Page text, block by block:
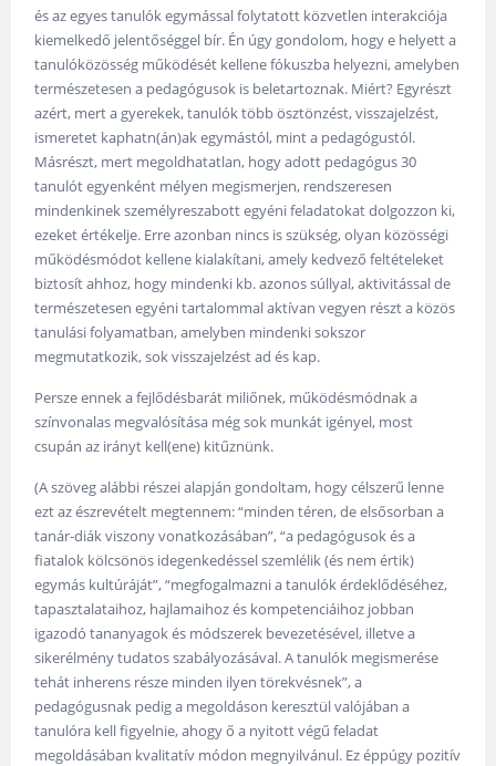
és az egyes tanulók egymással folytatott közvetlen interakciója
kiemelkedő jelentőséggel bír. Én úgy gondolom, hogy e helyett a
tanulóközösség működését kellene fókuszba helyezni, amelyben
természetesen a pedagógusok is beletartoznak. Miért? Egyrészt
azért, mert a gyerekek, tanulók több ösztönzést, visszajelzést,
ismeretet kaphatn(án)ak egymástól, mint a pedagógustól.
Másrészt, mert megoldhatatlan, hogy adott pedagógus 30
tanulót egyenként mélyen megismerjen, rendszeresen
mindenkinek személyreszabott egyéni feladatokat dolgozzon ki,
ezeket értékelje. Erre azonban nincs is szükség, olyan közösségi
működésmódot kellene kialakítani, amely kedvező feltételeket
biztosít ahhoz, hogy mindenki kb. azonos súllyal, aktivitással de
természetesen egyéni tartalommal aktívan vegyen részt a közös
tanulási folyamatban, amelyben mindenki sokszor
megmutatkozik, sok visszajelzést ad és kap.
Persze ennek a fejlődésbarát miliőnek, működésmódnak a
színvonalas megvalósítása még sok munkát igényel, most
csupán az irányt kell(ene) kitűznünk.
(A szöveg alábbi részei alapján gondoltam, hogy célszerű lenne
ezt az észrevételt megtennem: “minden téren, de elsősorban a
tanár-diák viszony vonatkozásában”, “a pedagógusok és a
fiatalok kölcsönös idegenkedéssel szemlélik (és nem értik)
egymás kultúráját”, “megfogalmazni a tanulók érdeklődéséhez,
tapasztalataihoz, hajlamaihoz és kompetenciáihoz jobban
igazodó tananyagok és módszerek bevezetésével, illetve a
sikerélmény tudatos szabályozásával. A tanulók megismerése
tehát inherens része minden ilyen törekvésnek”, a
pedagógusnak pedig a megoldáson keresztül valójában a
tanulóra kell figyelnie, ahogy ő a nyitott végű feladat
megoldásában kvalitatív módon megnyilvánul. Ez éppúgy pozitív